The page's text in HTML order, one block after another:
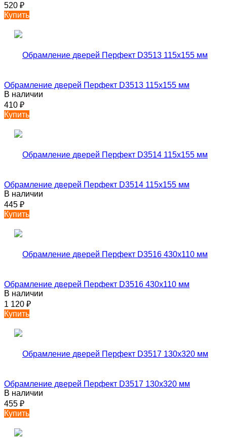
520 ₽
Купить
Обрамление дверей Перфект D3513 115х155 мм
В наличии
410 ₽
Купить
Обрамление дверей Перфект D3514 115х155 мм
В наличии
445 ₽
Купить
Обрамление дверей Перфект D3516 430х110 мм
В наличии
1 120 ₽
Купить
Обрамление дверей Перфект D3517 130х320 мм
В наличии
455 ₽
Купить